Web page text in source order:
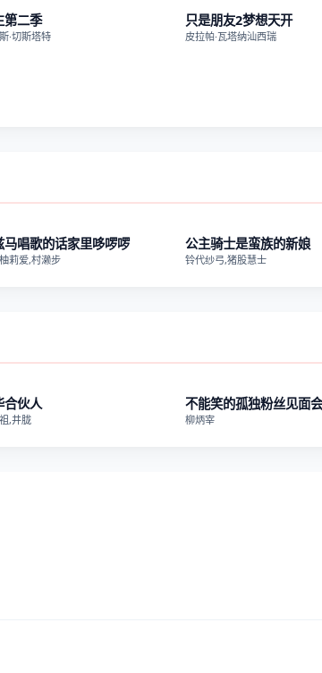
第二季
·切斯塔特
只是朋友2梦想天开
皮拉帕·瓦塔纳汕西瑞
第1集
马唱歌的话家里哆啰啰
莉爱,村濑步
公主骑士是蛮族的新娘
铃代纱弓,猪股慧士
第2期
合伙人
,井胧
不能笑的孤独粉丝见面会
柳炳宰